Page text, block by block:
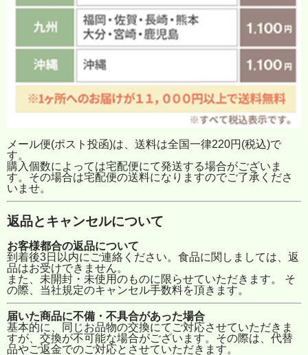
メール便(ポスト投函)は、送料は全国一律220円(税込)で
す。
購入個数によっては宅配便にて発送する場合がございま
す。その場合は宅配便の送料になりますのでご了承くださ
いませ。
返品とキャンセルについて
お客様都合の返品について
到着後3日以内にご連絡ください。食品に関しましては、返
品はお受けできません。
また、未開封・未使用のものに限らせていただきます。 そ
の際、当社規定のキャンセル手数料を頂きます。
届いた商品に不備・不具合があった場合
基本的に、同じお品物の交換にてご対応させていただきま
すが、交換が不可能な場合がございます。その際は、代替
品やご返金でのご対応とさせていただきます。